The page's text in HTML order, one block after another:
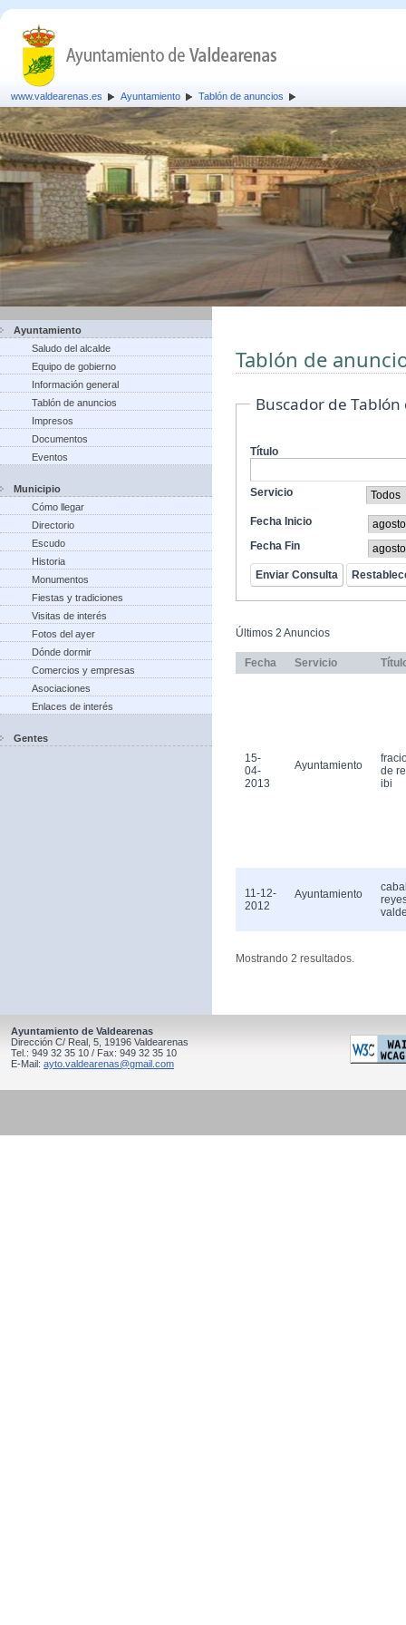
www.valdearenas.es Ayuntamiento Tablón de anuncios
Ayuntamiento
Saludo del alcalde
Equipo de gobierno
Información general
Tablón de anuncios
Impresos
Documentos
Eventos
Municipio
Cómo llegar
Directorio
Escudo
Historia
Monumentos
Fiestas y tradiciones
Visitas de interés
Fotos del ayer
Dónde dormir
Comercios y empresas
Asociaciones
Enlaces de interés
Gentes
Tablón de
Buscador de
Título
Servicio
Fecha Inicio
Fecha Fin
Últimos 2 Anuncios
Fecha Servicio
15-
04-
2013
Ayuntamiento
de
ibi
11-12-
2012
Ayuntamiento
Mostrando 2 resultados.
Ayuntamiento de Valdearenas
Dirección C/ Real, 5, 19196 Valdearenas
Tel.: 949 32 35 10 / Fax: 949 32 35 10
E-Mail: ayto.valdearenas@gmail.com